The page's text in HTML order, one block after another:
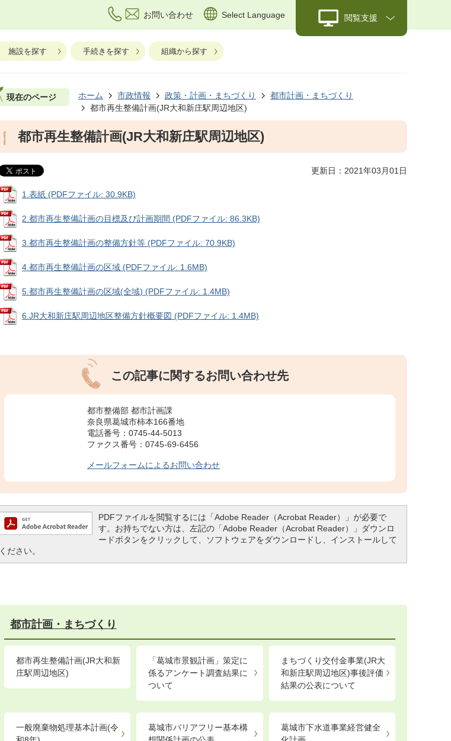
お問い合わせ Select Language 閲覧支援
施設を探す 手続きを探す 組織から探す
現在のページ ホーム 市政情報 政策・計画・まちづくり
都市計画・まちづくり
都市再生整備計画(JR大和新庄駅周辺地区)
都市再生整備計画(JR大和新庄駅周辺地区)
更新日：2021年03月01日
1.表紙 (PDFファイル: 30.9KB)
2.都市再生整備計画の目標及び計画期間 (PDFファイル: 86.3KB)
3.都市再生整備計画の整備方針等 (PDFファイル: 70.9KB)
4.都市再生整備計画の区域 (PDFファイル: 1.6MB)
5.都市再生整備計画の区域(全域) (PDFファイル: 1.4MB)
6.JR大和新庄駅周辺地区整備方針概要図 (PDFファイル: 1.4MB)
この記事に関するお問い合わせ先
都市整備部 都市計画課
奈良県葛城市柿本166番地
電話番号：0745-44-5013
ファクス番号：0745-69-6456
メールフォームによるお問い合わせ
PDFファイルを閲覧するには「Adobe Reader（Acrobat Reader）」が必要で
す。お持ちでない方は、左記の「Adobe Reader（Acrobat Reader）」ダウンロ
ードボタンをクリックして、ソフトウェアをダウンロードし、インストールして
ください。
都市計画・まちづくり
都市再生整備計画(JR大和新
庄駅周辺地区)
「葛城市景観計画」策定に
係るアンケート調査結果に
ついて
まちづくり交付金事業(JR大
和新庄駅周辺地区)事後評価
結果の公表について
一般廃棄物処理基本計画(令
葛城市バリアフリー基本構
葛城市下水道事業経営健全